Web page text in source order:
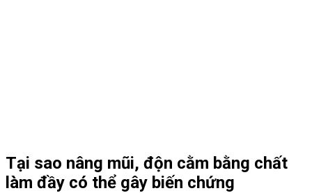
Tại sao nâng mũi, độn cằm bằng chất
làm đầy có thể gây biến chứng